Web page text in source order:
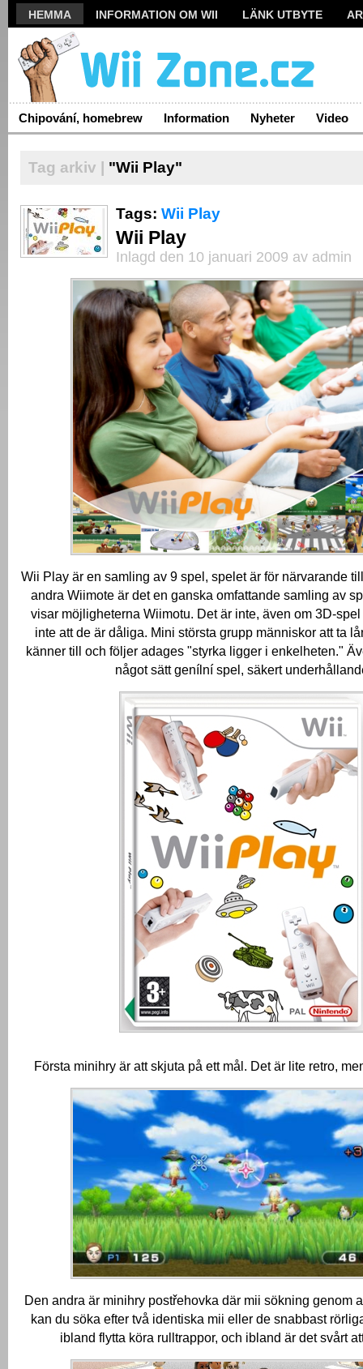
HEMMA INFORMATION OM WII LÄNK UTBYTE
Chipování, homebrew Information Nyheter Video
Tag arkiv | "Wii Play"
Tags: Wii Play
Wii Play
Inlagd den 10 januari 2009 av admin
Wii Play är en samling av 9 spel, spelet är för närvarande
andra Wiimote är det en ganska omfattande samling av
visar möjligheterna Wiimotu. Det är inte, även om 3D-
inte att de är dåliga. Mini största grupp människor att ta
känner till och följer adages "styrka ligger i enkelheten."
något sätt genílní spel, säkert
Första minihry är att skjuta på ett mål. Det är lite retro,
Den andra är minihry postřehovka där mii sökning genom
kan du söka efter två identiska mii eller de snabbast
ibland flytta köra rulltrappor, och ibland är det svårt